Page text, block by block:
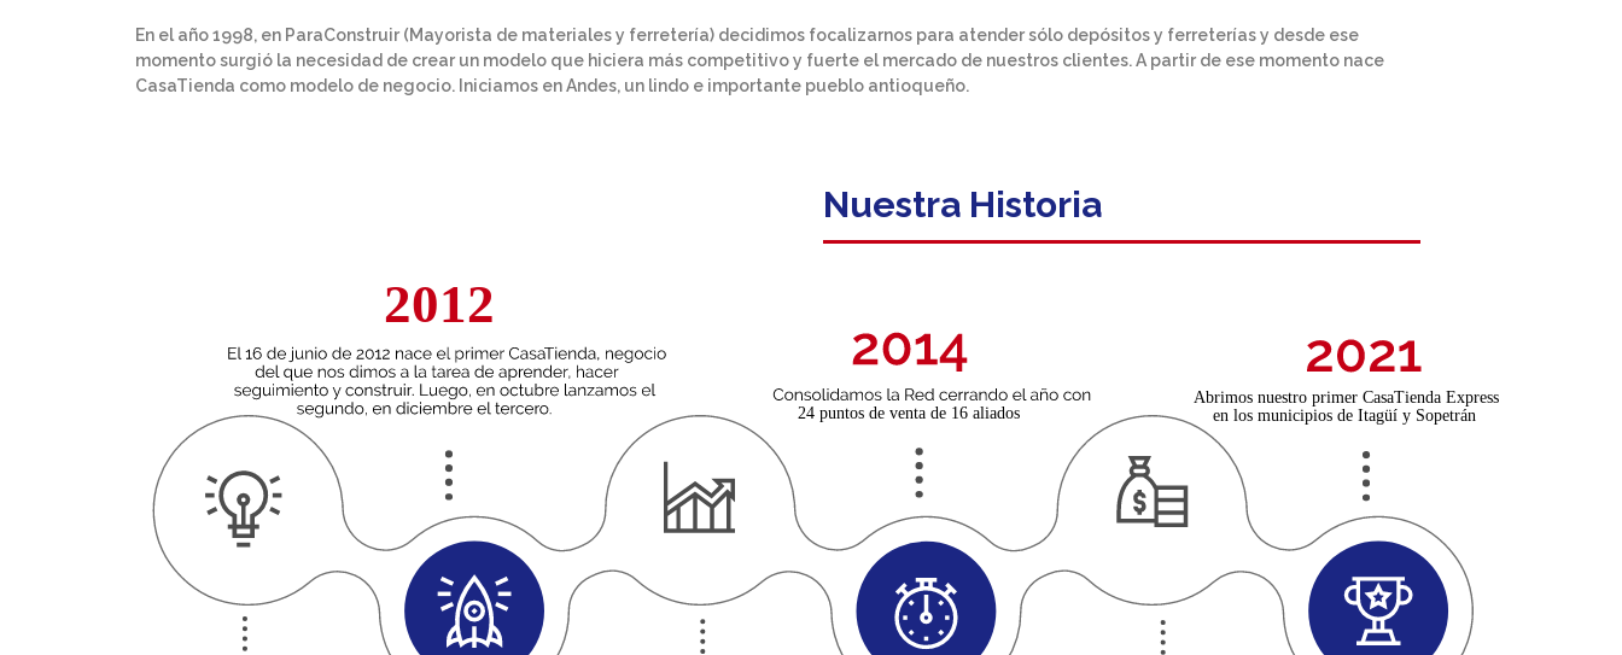
En el año 1998, en ParaConstruir (Mayorista de materiales y ferretería) decidimos focalizarnos para atender sólo depósitos y ferreterías y desde ese
momento surgió la necesidad de crear un modelo que hiciera más competitivo y fuerte el mercado de nuestros clientes. A partir de ese momento nace
CasaTienda como modelo de negocio. Iniciamos en Andes, un lindo e importante pueblo antioqueño.
Nuestra Historia